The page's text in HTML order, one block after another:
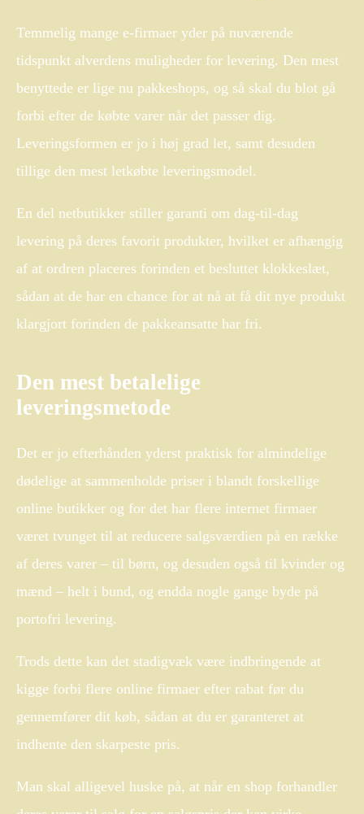
Temmelig mange e-firmaer yder på nuværende
tidspunkt alverdens muligheder for levering. Den mest
benyttede er lige nu pakkeshops, og så skal du blot gå
forbi efter de købte varer når det passer dig.
Leveringsformen er jo i høj grad let, samt desuden
tillige den mest letkøbte leveringsmodel.
En del netbutikker stiller garanti om dag-til-dag
levering på deres favorit produkter, hvilket er afhængig
af at ordren placeres forinden et besluttet klokkeslæt,
sådan at de har en chance for at nå at få dit nye produkt
klargjort forinden de pakkeansatte har fri.
Den mest betalelige
leveringsmetode
Det er jo efterhånden yderst praktisk for almindelige
dødelige at sammenholde priser i blandt forskellige
online butikker og for det har flere internet firmaer
været tvunget til at reducere salgsværdien på en række
af deres varer – til børn, og desuden også til kvinder og
mænd – helt i bund, og endda nogle gange byde på
portofri levering.
Trods dette kan det stadigvæk være indbringende at
kigge forbi flere online firmaer efter rabat før du
gennemfører dit køb, sådan at du er garanteret at
indhente den skarpeste pris.
Man skal alligevel huske på, at når en shop forhandler